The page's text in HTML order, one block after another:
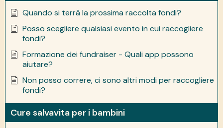
Quando si terrà la prossima raccolta fondi?
Posso scegliere qualsiasi evento in cui raccogliere
fondi?
Formazione dei fundraiser - Quali app possono
aiutare?
Non posso correre, ci sono altri modi per raccogliere
fondi?
Cure salvavita per i bambini